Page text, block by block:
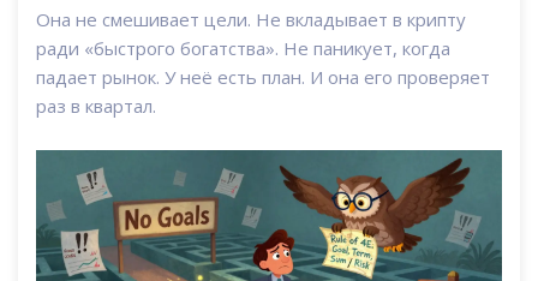
Она не смешивает цели. Не вкладывает в крипту
ради «быстрого богатства». Не паникует, когда
падает рынок. У неё есть план. И она его проверяет
раз в квартал.